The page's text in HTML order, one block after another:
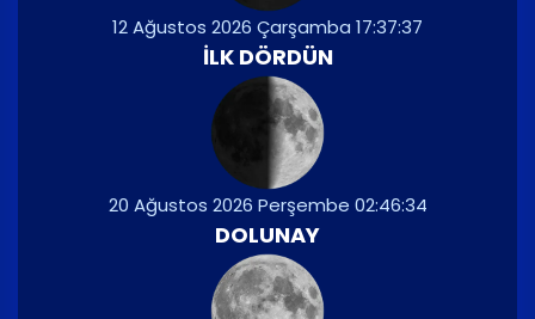
12 Ağustos 2026 Çarşamba 17:37:37
İLK DÖRDÜN
20 Ağustos 2026 Perşembe 02:46:34
DOLUNAY